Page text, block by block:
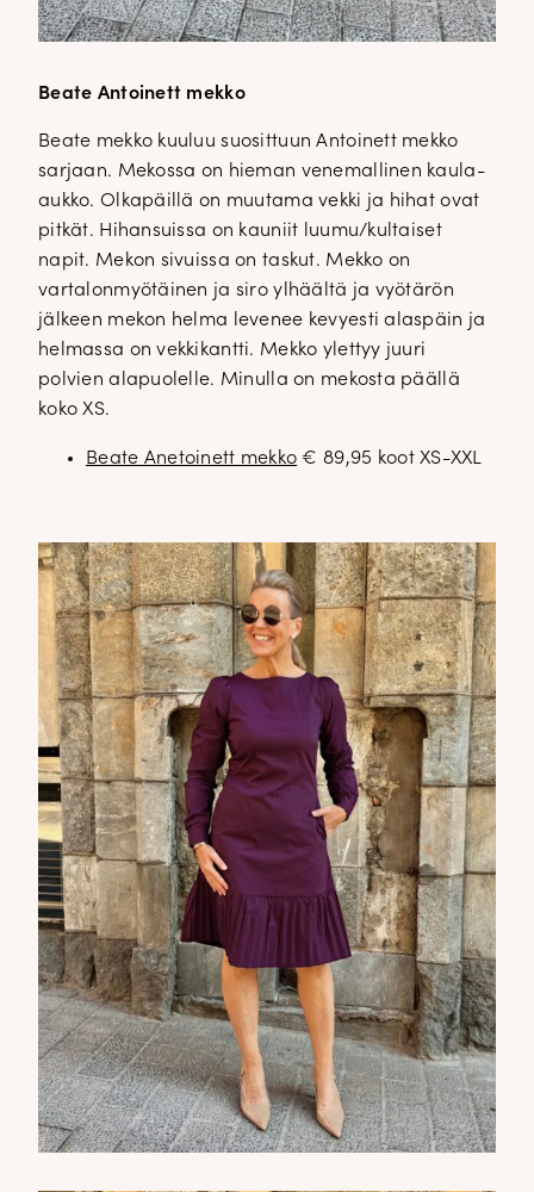
Beate Antoinett mekko
Beate mekko kuuluu suosittuun Antoinett mekko
sarjaan. Mekossa on hieman venemallinen kaula-
aukko. Olkapäillä on muutama vekki ja hihat ovat
pitkät. Hihansuissa on kauniit luumu/kultaiset
napit. Mekon sivuissa on taskut. Mekko on
vartalonmyötäinen ja siro ylhäältä ja vyötärön
jälkeen mekon helma levenee kevyesti alaspäin ja
helmassa on vekkikantti. Mekko ylettyy juuri
polvien alapuolelle. Minulla on mekosta päällä
koko XS.
Beate Anetoinett mekko € 89,95 koot XS-XXL